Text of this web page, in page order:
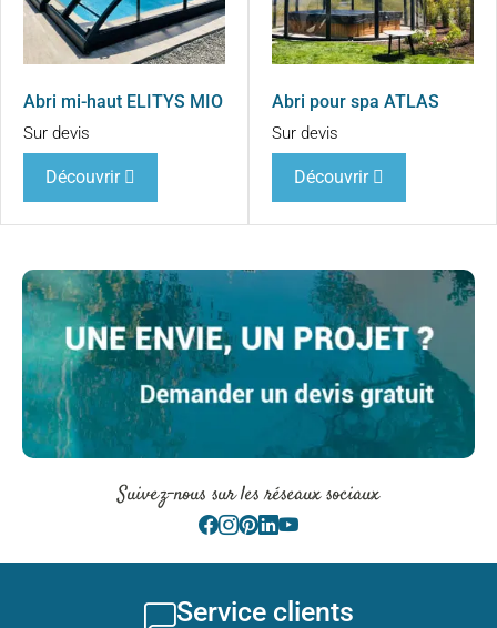
Abri mi-haut ELITYS MIO
Sur devis
Découvrir
Abri pour spa ATLAS
Sur devis
Découvrir
Suivez-nous sur les réseaux sociaux
Service clients